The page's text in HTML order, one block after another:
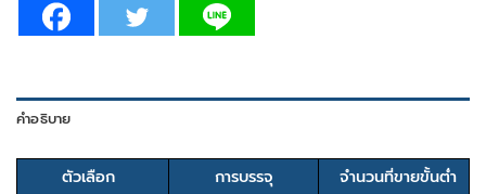
คำอธิบาย
ตัวเลือก การบรรจุ
จำนวนที่ขายขั้นต่ำ